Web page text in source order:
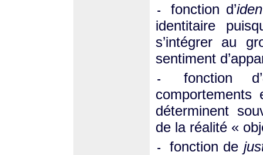
-fonction d’
identitaire
s’intégrer au
sentiment
- fonction d’
comportements
déterminent
de la réalité «
- fonction de